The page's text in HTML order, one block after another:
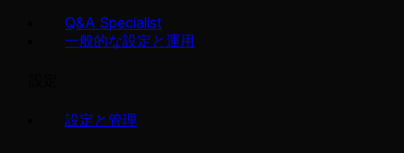
Q&A Specialist
一般的な設定と運用
設定と管理